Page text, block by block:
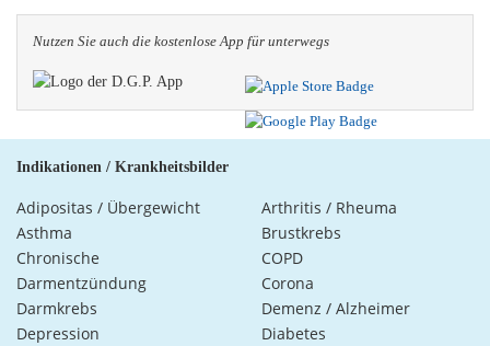
Nutzen Sie auch die kosten­lose App für unterwegs
Indikationen / Krankheitsbilder
Adipositas / Übergewicht
Arthritis / Rheuma
Asthma
Brustkrebs
Chronische
Darmentzündung
COPD
Corona
Darmkrebs
Demenz / Alzheimer
Depression
Diabetes